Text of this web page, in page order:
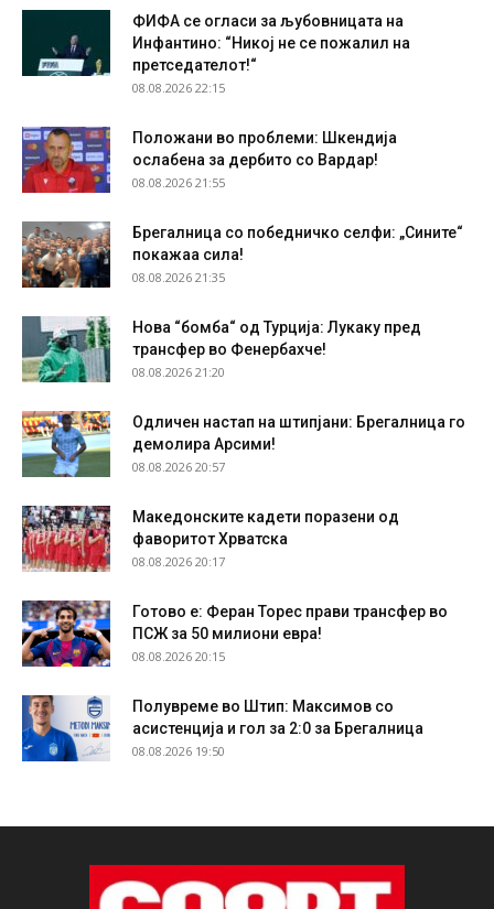
ФИФА се огласи за љубовницата на
Инфантино: “Никој не се пожалил на
претседателот!“
08.08.2026 22:15
Положани во проблеми: Шкендија
ослабена за дербито со Вардар!
08.08.2026 21:55
Брегалница со победничко селфи: „Сините“
покажаа сила!
08.08.2026 21:35
Нова “бомба“ од Турција: Лукаку пред
трансфер во Фенербахче!
08.08.2026 21:20
Одличен настап на штипјани: Брегалница го
демолира Арсими!
08.08.2026 20:57
Македонските кадети поразени од
фаворитот Хрватска
08.08.2026 20:17
Готово е: Феран Торес прави трансфер во
ПСЖ за 50 милиони евра!
08.08.2026 20:15
Полувреме во Штип: Максимов со
асистенција и гол за 2:0 за Брегалница
08.08.2026 19:50